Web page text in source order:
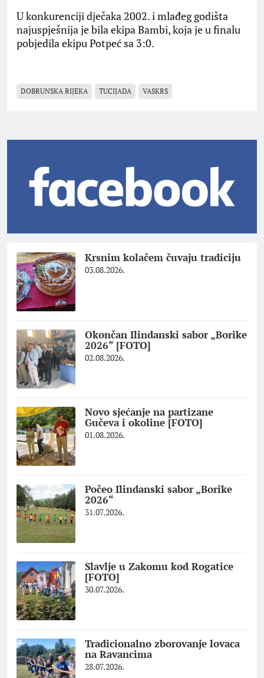
U konkurenciji dječaka 2002. i mlađeg godišta
najuspješnija je bila ekipa Bambi, koja je u finalu
pobjedila ekipu Potpeć sa 3:0.
DOBRUNSKA RIJEKA TUCIJADA VASKRS
Krsnim kolačem čuvaju tradiciju
03.08.2026.
Okončan Ilindanski sabor „Borike
2026“ [FOTO]
02.08.2026.
Novo sjećanje na partizane
Gučeva i okoline [FOTO]
01.08.2026.
Počeo Ilindanski sabor „Borike
2026“
31.07.2026.
Slavlje u Zakomu kod Rogatice
[FOTO]
30.07.2026.
Tradicionalno zborovanje lovaca
na Ravancima
28.07.2026.